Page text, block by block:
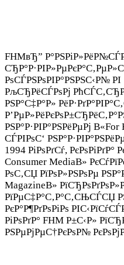
FHMвЂ”
РѕСЃРЅРѕРІР°РЅРЅС‹Р№ РІ
РљСЂРёСЃРѕРј
РЅР°С‡Р°Р»
РЅР°Р·РІР°РЅРёРµРј
СЃРІРѕС‘
1994 РіРѕРґСѓ, РєРѕРіРґР°
Consumer MediaВ»
РѕС‚СЏ РїРѕР»РЅРѕРµ
MagazineВ»
РїРµС‡Р°С‚Р°С‚СЊСЃСЏ
РєР°Р¶РґРѕРіРѕ
РіРѕРґР° FHM Р±С‹Р»
РЅРµРјРµС†РєРѕР№